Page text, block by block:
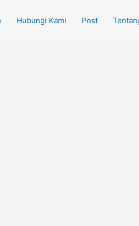
Hubungi Kami Post